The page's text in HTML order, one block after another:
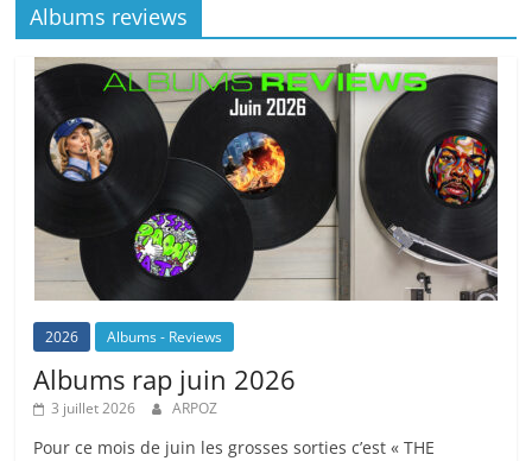
Albums reviews
2026 Albums - Reviews
Albums rap juin 2026
3 juillet 2026 ARPOZ
Pour ce mois de juin les grosses sorties c’est « THE